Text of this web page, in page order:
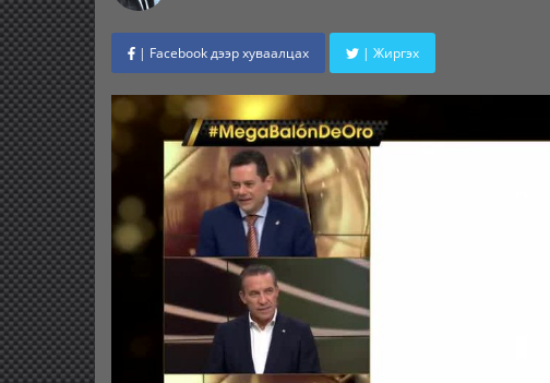
| Facebook дээр хуваалцах | Жиргэх